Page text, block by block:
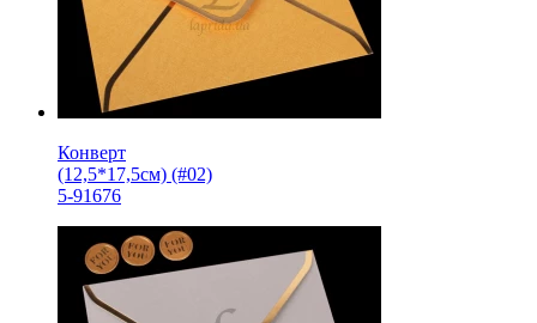
Конверт
(12,5*17,5см) (#02)
5-91676